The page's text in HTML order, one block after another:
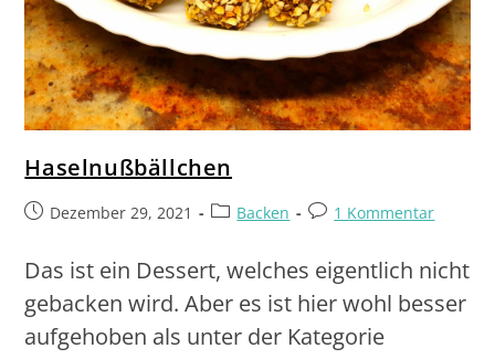
Haselnußbällchen
Dezember 29, 2021 Backen 1 Kommentar
Das ist ein Dessert, welches eigentlich nicht
gebacken wird. Aber es ist hier wohl besser
aufgehoben als unter der Kategorie